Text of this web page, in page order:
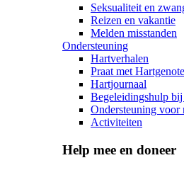
Seksualiteit en
Reizen en vakantie
Melden misstanden
Ondersteuning
Hartverhalen
Praat met
Hartjournaal
Begeleidingshulp bij
Ondersteuning voor
Activiteiten
Help mee en doneer